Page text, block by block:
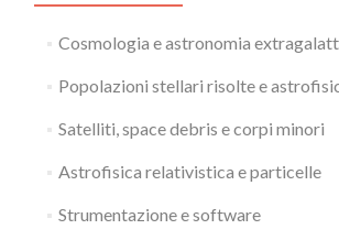
Cosmologia e astronomia
Popolazioni stellari risolte e
Satelliti, space debris e corpi minori
Astrofisica relativistica e particelle
Strumentazione e software